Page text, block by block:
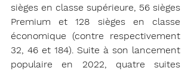
sièges en classe supérieure, 56 sièges
Premium et 128 sièges en classe
économique (contre respectivement
32, 46 et 184). Suite à son lancement
populaire en 2022, quatre suites